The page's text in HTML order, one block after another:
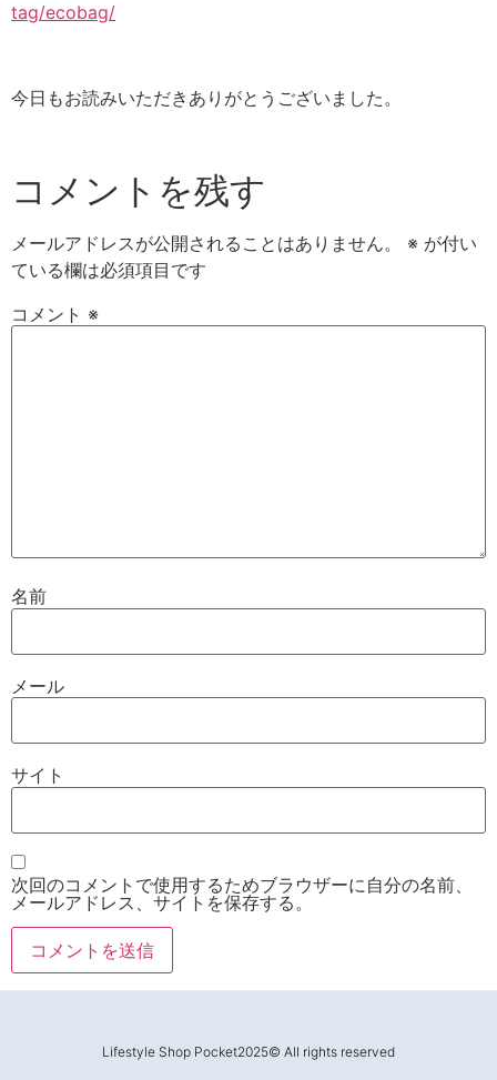
tag/ecobag/
今日もお読みいただきありがとうございました。
コメントを残す
メールアドレスが公開されることはありません。 ※ が付い
ている欄は必須項目です
コメント ※
名前
メール
サイト
次回のコメントで使用するためブラウザーに自分の名前、
メールアドレス、サイトを保存する。
Lifestyle Shop Pocket2025© All rights reserved